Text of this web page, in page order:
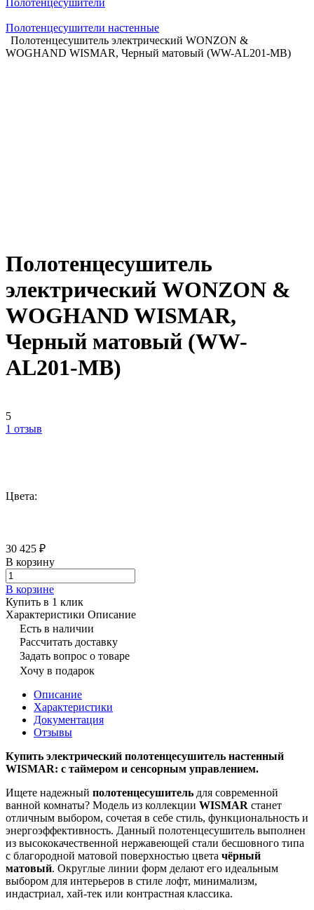
Полотенцесушители
Полотенцесушители настенные
Полотенцесушитель электрический WONZON &
WOGHAND WISMAR, Черный матовый (WW-AL201-MB)
Полотенцесушитель
электрический WONZON &
WOGHAND WISMAR,
Черный матовый (WW-
AL201-MB)
5
1 отзыв
Цвета:
30 425 ₽
В корзину
В корзине
Купить в 1 клик
Характеристики Описание
Есть в наличии
Рассчитать доставку
Задать вопрос о товаре
Хочу в подарок
Описание
Характеристики
Документация
Отзывы
Купить электрический полотенцесушитель настенный
WISMAR: с таймером и сенсорным управлением.
Ищете надежный полотенцесушитель для современной
ванной комнаты? Модель из коллекции WISMAR станет
отличным выбором, сочетая в себе стиль, функциональность и
энергоэффективность. Данный полотенцесушитель выполнен
из высококачественной нержавеющей стали бесшовного типа
с благородной матовой поверхностью цвета чёрный
матовый. Округлые линии форм делают его идеальным
выбором для интерьеров в стиле лофт, минимализм,
индастриал, хай-тек или контрастная классика.